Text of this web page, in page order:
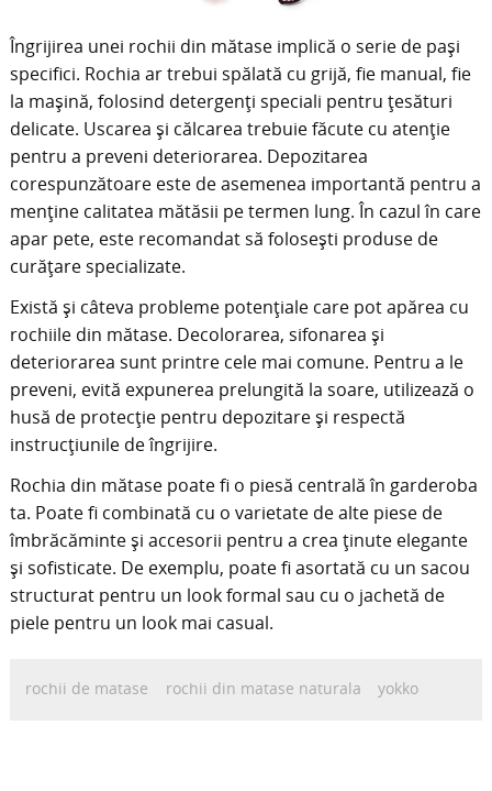
Îngrijirea unei rochii din mătase implică o serie de pași
specifici. Rochia ar trebui spălată cu grijă, fie manual, fie
la mașină, folosind detergenți speciali pentru țesături
delicate. Uscarea și călcarea trebuie făcute cu atenție
pentru a preveni deteriorarea. Depozitarea
corespunzătoare este de asemenea importantă pentru a
menține calitatea mătăsii pe termen lung. În cazul în care
apar pete, este recomandat să folosești produse de
curățare specializate.
Există și câteva probleme potențiale care pot apărea cu
rochiile din mătase. Decolorarea, sifonarea și
deteriorarea sunt printre cele mai comune. Pentru a le
preveni, evită expunerea prelungită la soare, utilizează o
husă de protecție pentru depozitare și respectă
instrucțiunile de îngrijire.
Rochia din mătase poate fi o piesă centrală în garderoba
ta. Poate fi combinată cu o varietate de alte piese de
îmbrăcăminte și accesorii pentru a crea ținute elegante
și sofisticate. De exemplu, poate fi asortată cu un sacou
structurat pentru un look formal sau cu o jachetă de
piele pentru un look mai casual.
rochii de matase rochii din matase naturala yokko